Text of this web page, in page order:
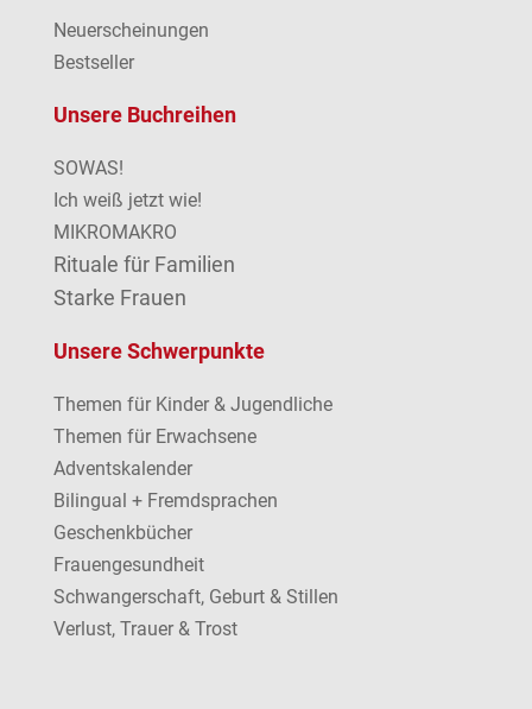
Neuerscheinungen
Bestseller
Unsere Buchreihen
SOWAS!
Ich weiß jetzt wie!
MIKROMAKRO
Rituale für Familien
Starke Frauen
Unsere Schwerpunkte
Themen für Kinder & Jugendliche
Themen für Erwachsene
Adventskalender
Bilingual + Fremdsprachen
Geschenkbücher
Frauengesundheit
Schwangerschaft, Geburt & Stillen
Verlust, Trauer & Trost